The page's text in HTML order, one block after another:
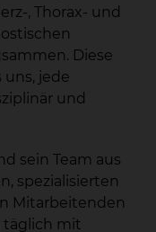
, Thorax- und
Diese
jede
und
sein Team aus
spezialisierten
Mitarbeitenden
täglich mit